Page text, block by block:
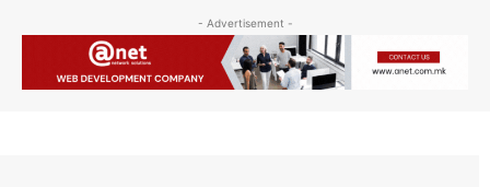
- Advertisement -